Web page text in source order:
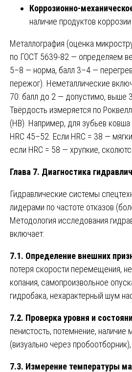
Коррозионно-
наличие продуктов
Металлография (оценка
по ГОСТ 5639-82 — определяем
5–8 — норма, балл 3–4 —
пережог). Неметаллические
70: балл до 2 — допустимо, выше
Твёрдость измеряется по
(HB). Например, для зубьев
HRC 45–52. Если HRC = 38 —
если HRC = 58 — хрупкие,
Глава 7. Диагностика
Гидравлические системы
лидерами по частоте отказов
Методология исследования
включает:
7.1. Определение внешних
потеря скорости перемещения,
копания, самопроизвольное
гидробака, нехарактерный шум
7.2. Проверка уровня и
пенистость, потемнение, наличие
(визуально через пробоотборник),
7.3. Измерение температуры